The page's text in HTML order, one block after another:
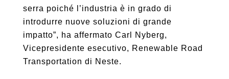
serra poiché l’industria è in grado di
introdurre nuove soluzioni di grande
impatto”, ha affermato Carl Nyberg,
Vicepresidente esecutivo, Renewable Road
Transportation di Neste.